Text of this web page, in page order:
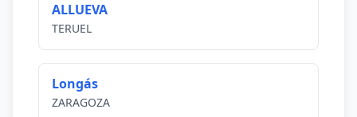
ALLUEVA
TERUEL
Longás
ZARAGOZA